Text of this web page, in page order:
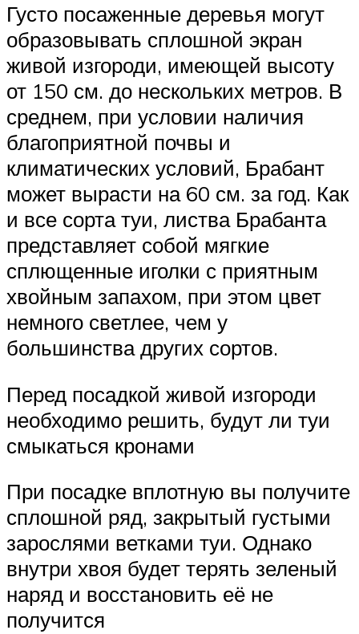
Густо посаженные деревья могут
образовывать сплошной экран
живой изгороди, имеющей высоту
от 150 см. до нескольких метров. В
среднем, при условии наличия
благоприятной почвы и
климатических условий, Брабант
может вырасти на 60 см. за год. Как
и все сорта туи, листва Брабанта
представляет собой мягкие
сплющенные иголки с приятным
хвойным запахом, при этом цвет
немного светлее, чем у
большинства других сортов.
Перед посадкой живой изгороди
необходимо решить, будут ли туи
смыкаться кронами
При посадке вплотную вы получите
сплошной ряд, закрытый густыми
зарослями ветками туи. Однако
внутри хвоя будет терять зеленый
наряд и восстановить её не
получится